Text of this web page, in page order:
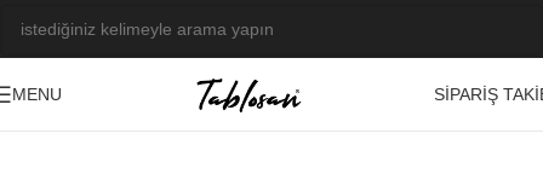
MENU
SIPARIŞ